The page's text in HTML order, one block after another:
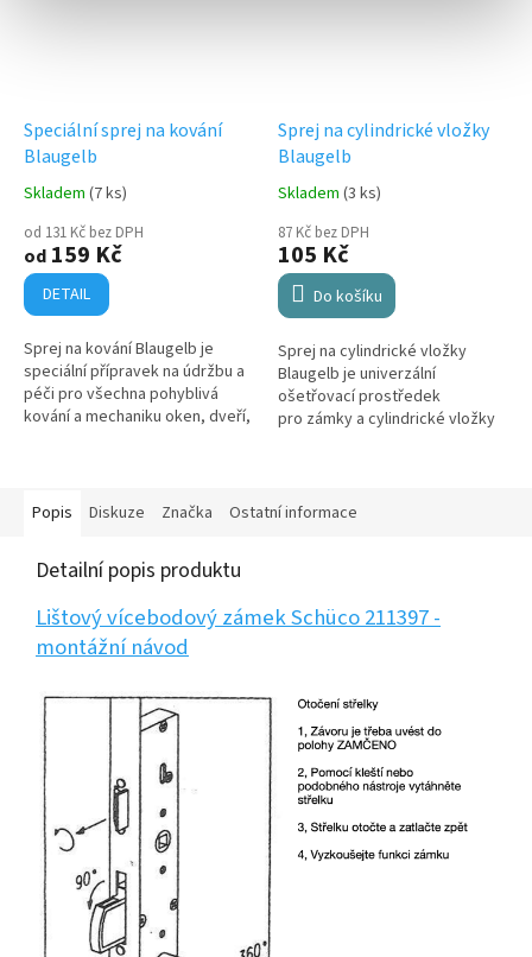
Speciální sprej na kování
Blaugelb
Skladem (7 ks)
od 131 Kč bez DPH
od 159 Kč
DETAIL
Sprej na kování Blaugelb je
speciální přípravek na údržbu a
péči pro všechna pohyblivá
kování a mechaniku oken, dveří,
Sprej na cylindrické vložky
Blaugelb
Skladem (3 ks)
87 Kč bez DPH
105 Kč
Do košíku
Sprej na cylindrické vložky
Blaugelb je univerzální
ošetřovací prostředek
pro zámky a cylindrické vložky
Popis
Diskuze Značka Ostatní informace
Detailní popis produktu
Lištový vícebodový zámek Schüco 211397 -
montážní návod